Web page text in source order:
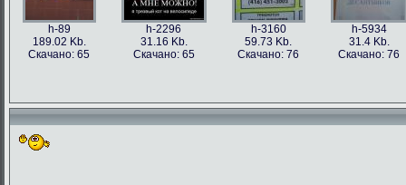
h-89
189.02 Kb.
Скачано: 65
h-2296
31.16 Kb.
Скачано: 65
h-3160
59.73 Kb.
Скачано: 76
h-5934
31.4 Kb.
Скачано: 76